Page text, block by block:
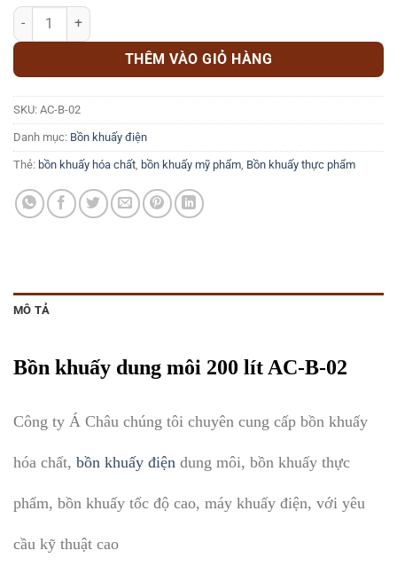
Bồn khuấy dung môi 200 lít AC-B-02 số lượng
THÊM VÀO GIỎ HÀNG
SKU: AC-B-02
Danh mục: Bồn khuấy điện
Thẻ: bồn khuấy hóa chất bồn khuấy mỹ phẩm Bồn khuấy thực phẩm
MÔ TẢ
Bồn khuấy dung môi 200 lít AC-B-02
Công ty Á Châu chúng tôi chuyên cung cấp bồn khuấy
hóa chất, bồn khuấy điện dung môi, bồn khuấy thực
phẩm, bồn khuấy tốc độ cao, máy khuấy điện, với yêu
cầu kỹ thuật cao